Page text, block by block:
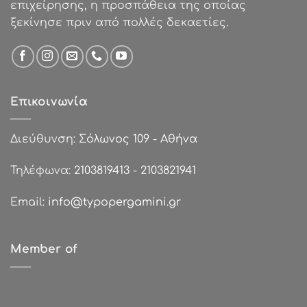
επιχείρησης, η προσπάθεια της οποίας
ξεκίνησε πριν από πολλές δεκαετίες.
Επικοινωνία
Διεύθυνση: Σόλωνος 109 - Αθήνα
Τηλέφωνα: 2103819413 - 2103821941
Email: info@typopergamini.gr
Member of